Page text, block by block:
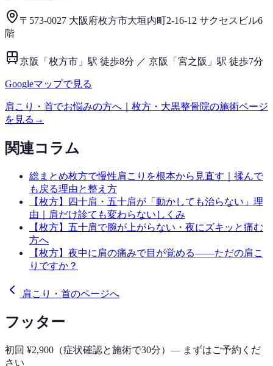
〒573-0027 大阪府枚方市大垣内町2-16-12 サクセスビル6
階
京阪「枚方市」駅 徒歩8分 ／ 京阪「宮之阪」駅 徒歩7分
Googleマップで見る
肩こり・首でお悩みの方へ｜枚方・大黒整骨院の施術ページ
を見る →
関連コラム
総まとめ枚方で慢性肩こりを根本から見直す｜揉んで
も戻る理由と整え方
【枚方】四十肩・五十肩が「動かしても治らない」理
由｜肩だけ診ても変わらないしくみ
【枚方】五十肩で腕が上がらない・夜にズキッと痛む
方へ
【枚方】夜中に肩の痛みで目が覚める——ただの肩こ
りですか？
肩こり・首のページへ
フッター
初回 ¥2,900（症状確認と施術で30分）— まずはご予約くだ
さい